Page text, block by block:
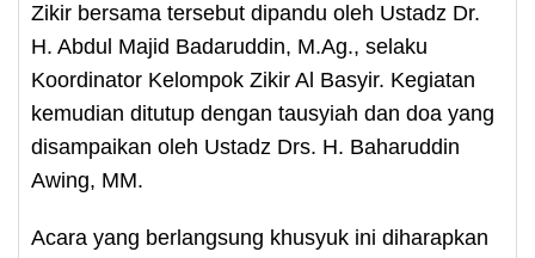
Zikir bersama tersebut dipandu oleh Ustadz Dr.
H. Abdul Majid Badaruddin, M.Ag., selaku
Koordinator Kelompok Zikir Al Basyir. Kegiatan
kemudian ditutup dengan tausyiah dan doa yang
disampaikan oleh Ustadz Drs. H. Baharuddin
Awing, MM.
Acara yang berlangsung khusyuk ini diharapkan